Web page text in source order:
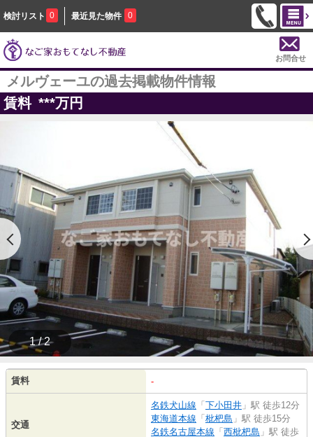
検討リスト 0 最近見た物件 0
お問合せ
メルヴェーユの過去掲載物件情報
賃料 ***万円
1 / 2
賃料 -
交通
名鉄犬山線 「 下小田井 」駅 徒歩12分
東海道本線 「 枇杷島 」駅 徒歩15分
名鉄名古屋本線 「 西枇杷島 」駅 徒歩